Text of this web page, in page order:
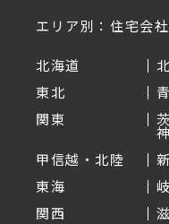
エリア別：住宅会
北海道
東北
関東
甲信越・北陸
東海
関西